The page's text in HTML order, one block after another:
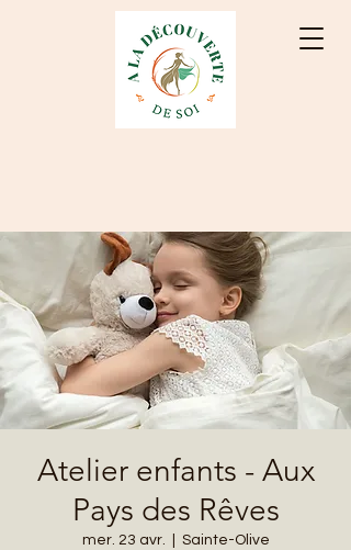
Atelier enfants - Aux
Pays des Rêves
mer. 23 avr. Sainte-Olive